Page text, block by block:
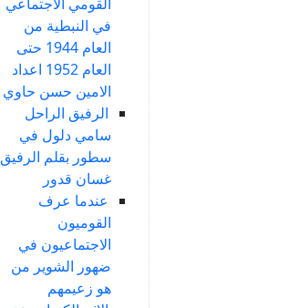
في النبطية من
العام 1944 حتى
العام 1952 اعداد
الامين حسن حاوي
الرفيق الراحل
سامي دلول في
سطور بقلم الرفيق
غسان قدور
عندما عرف
القوميون
الاجتماعيون في
ضهور الشوير من
هو زعيمهم